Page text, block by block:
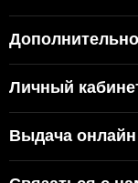
Дополнительно
Личный
Выдача онлайн